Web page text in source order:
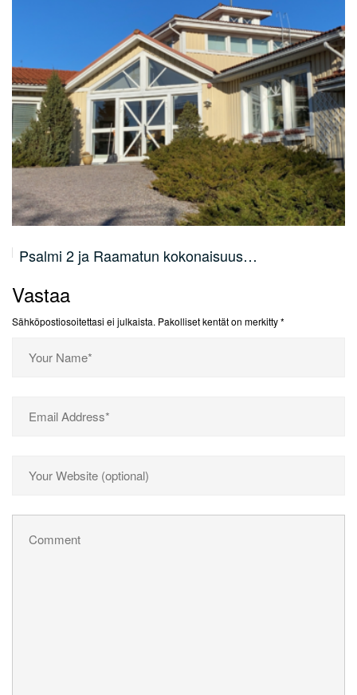
Psalmi 2 ja Raamatun kokonaisuus…
Vastaa
Sähköpostiosoitettasi ei julkaista. Pakolliset kentät on merkitty*